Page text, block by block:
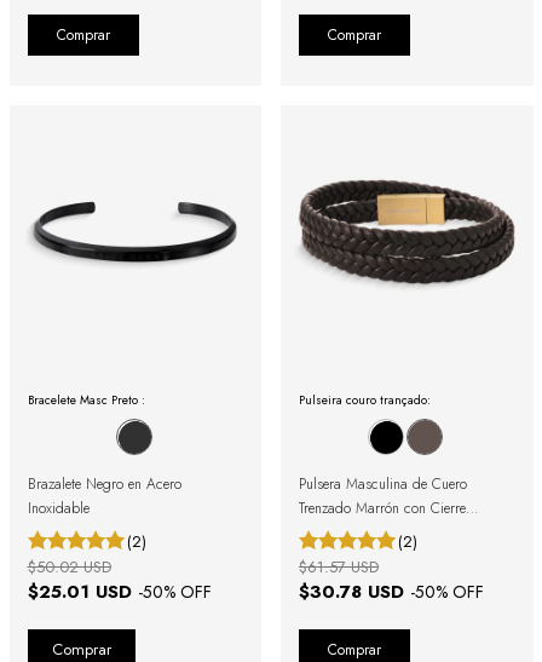
Comprar Comprar
Bracelete Masc Preto :
Brazalete Negro en Acero
Inoxidable
(2)
$25.01 USD -50% OFF
$50.02 USD
Pulseira couro trançado:
Pulsera Masculina de Cuero
Trenzado Marrón con Cierre
Magnético
(2)
$30.78 USD -50% OFF
$61.57 USD
Comprar